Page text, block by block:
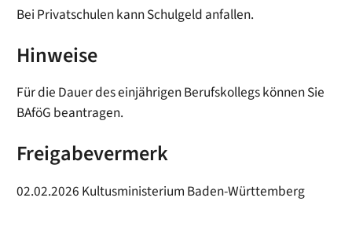
Bei Privatschulen kann Schulgeld anfallen.
Hinweise
Für die Dauer des einjährigen Berufskollegs können Sie
BAföG beantragen.
Freigabevermerk
02.02.2026 Kultusministerium Baden-Württemberg